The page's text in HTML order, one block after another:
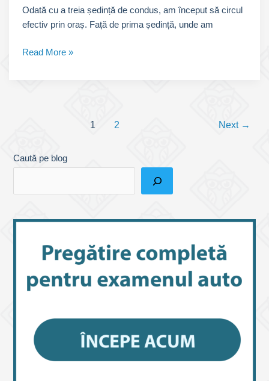
Odată cu a treia ședință de condus, am început să circul
efectiv prin oraș. Față de prima ședință, unde am
A
ședință
așa
cum
Read More »
1 2 Next →
Caută pe blog